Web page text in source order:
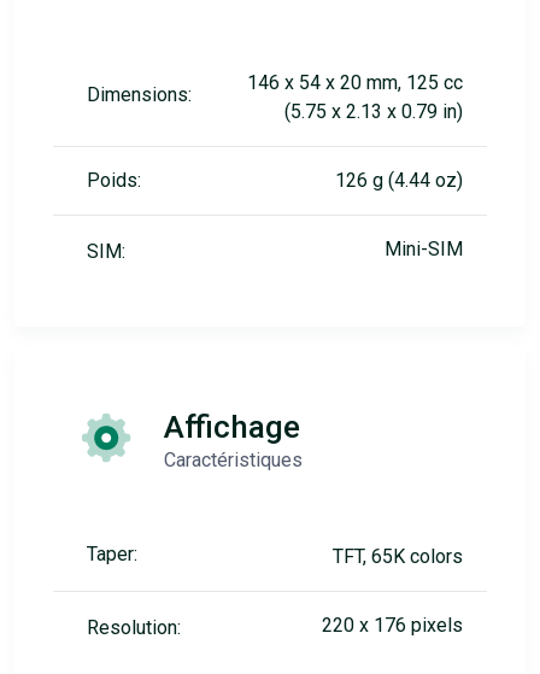
Dimensions:
146 x 54 x 20 mm, 125 cc
(5.75 x 2.13 x 0.79 in)
Poids: 126 g (4.44 oz)
SIM: Mini-SIM
Affichage
Caractéristiques
Taper: TFT, 65K colors
Resolution: 220 x 176 pixels